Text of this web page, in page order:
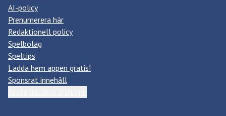
AI-policy
Prenumerera här
Redaktionell policy
Spelbolag
Speltips
Ladda hem appen gratis!
Sponsrat innehåll